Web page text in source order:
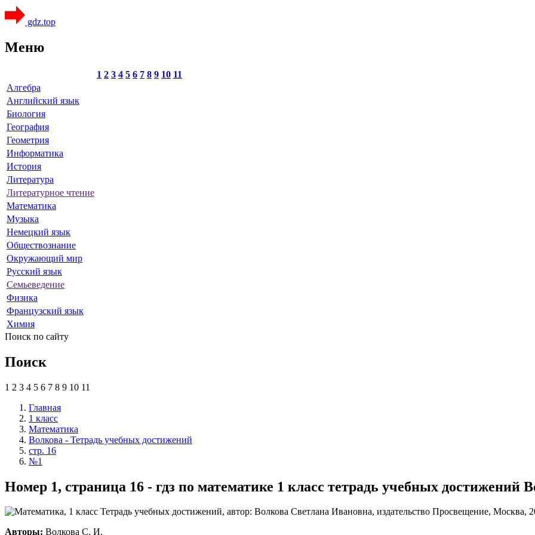
gdz.top
Меню
1 2 3 4 5 6 7 8 9 10 11
Алгебра
Английский язык
Биология
География
Геометрия
Информатика
История
Литература
Литературное чтение
Математика
Музыка
Немецкий язык
Обществознание
Окружающий мир
Русский язык
Семьеведение
Физика
Французский язык
Химия
Поиск по сайту
Поиск
1 2 3 4 5 6 7 8 9 10 11
Главная
1 класс
Математика
Волкова - Тетрадь учебных достижений
стр. 16
№1
Номер 1, страница 16 - гдз по математике 1 класс тетрадь учебных достижений
Авторы: Волкова С. И.